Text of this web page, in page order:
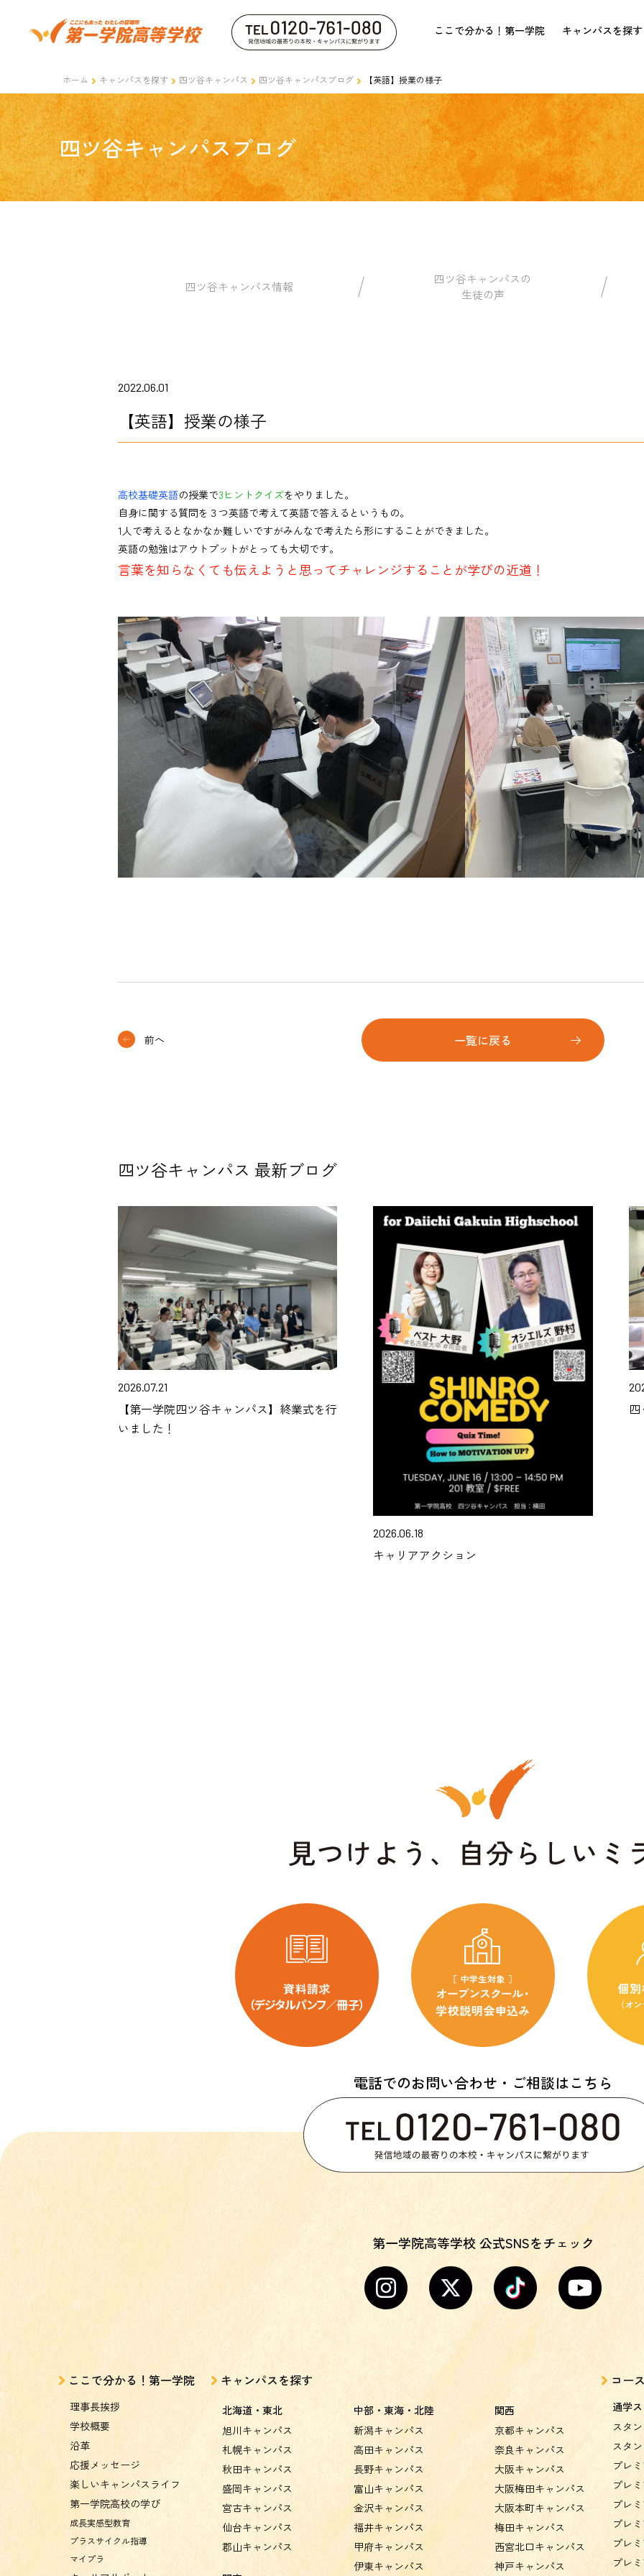
ここで分かる！第一学院 キャンパスを探す
ホーム キャンパスを探す 四ツ谷キャンパス 四ツ谷キャンパスブログ 【英語】授業の様子
四ツ谷キャンパスブログ
四ツ谷キャンパス情報
四ツ谷キャンパスの
生徒の声
2022.06.01
【英語】授業の様子
高校基礎英語の授業で3ヒントクイズをやりました。
自身に関する質問を３つ英語で考えて英語で答えるというもの。
1人で考えるとなかなか難しいですがみんなで考えたら形にすることができました。
英語の勉強はアウトプットがとっても大切です。
言葉を知らなくても伝えようと思ってチャレンジすることが学びの近道！
前へ 一覧に戻る
四ツ谷キャンパス 最新ブログ
2026.07.21
【第一学院四ツ谷キャンパス】終業式を行
いました！
2026.06.18
キャリアアクション
電話でのお問い合わせ・ご相談はこちら
第一学院高等学校 公式SNSをチェック
ここで分かる！第一学院
理事長挨拶
学校概要
沿革
応援メッセージ
楽しいキャンパスライフ
第一学院高校の学び
成長実感型教育
プラスサイクル指導
マイプラ
キャンパスを探す
北海道・東北
旭川キャンパス
札幌キャンパス
秋田キャンパス
盛岡キャンパス
宮古キャンパス
仙台キャンパス
郡山キャンパス
中部・東海・北陸
新潟キャンパス
高田キャンパス
長野キャンパス
富山キャンパス
金沢キャンパス
福井キャンパス
甲府キャンパス
伊東キャンパス
関西
京都キャンパス
奈良キャンパス
大阪キャンパス
大阪梅田キャンパス
大阪本町キャンパス
梅田キャンパス
西宮北口キャンパス
神戸キャンパス
コー
通学
スタ
スタ
プレ
プレ
プレ
プレ
プレ
プレ